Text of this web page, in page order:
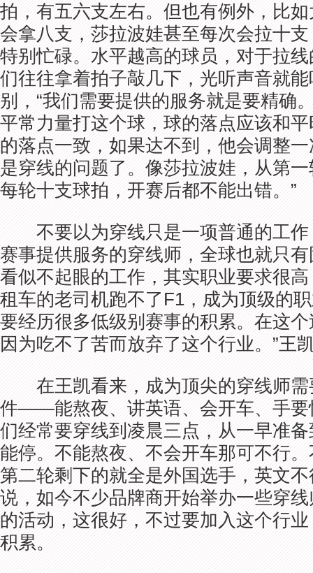
拍，有五六支左右。但也有例外，比
会拿八支，莎拉波娃甚至每次会拉十
特别忙碌。水平越高的球员，对于拉
们往往拿着拍子敲几下，光听声音就
别，“我们需要提供的服务就是要精确
平常力量打这个球，球的落点应该和
的落点一致，如果达不到，他会调整
是穿线的问题了。像莎拉波娃，从第
每轮十支球拍，开赛后都不能出错。”
不要以为穿线只是一项普通的工作
赛事提供服务的穿线师，全球也就只
看似不起眼的工作，其实职业要求很
租车的老司机跑不了F1，成为顶级的
要经历很多低级别赛事的积累。在这
因为吃不了苦而放弃了这个行业。”王
在王凯看来，成为顶尖的穿线师需
件——能熬夜、讲英语、会开车、手要
们经常要穿线到凌晨三点，从一早准
能停。不能熬夜、不会开车那可不行
第二轮剩下的就全是外国选手，英文
说，如今不少品牌商开始举办一些穿
的活动，这很好，不过要加入这个行
积累。